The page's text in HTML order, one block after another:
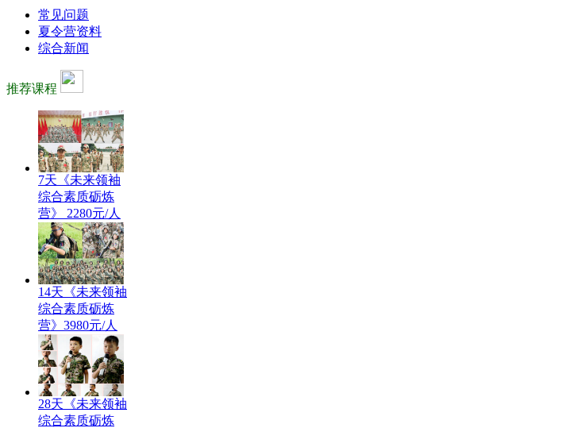
常见问题
夏令营资料
综合新闻
推荐课程
7天《未来领袖
综合素质砺炼
营》 2280元/人
14天《未来领袖
综合素质砺炼
营》3980元/人
28天《未来领袖
综合素质砺炼